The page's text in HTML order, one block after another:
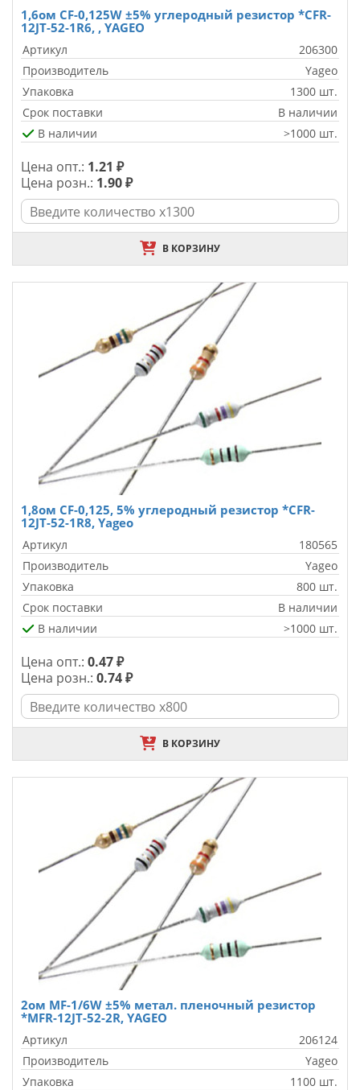
1,6ом CF-0,125W ±5% углеродный резистор *CFR-
12JT-52-1R6, , YAGEO
Артикул
206300
Производитель
Yageo
Упаковка
1300 шт.
Срок поставки
В наличии
В наличии
>1000 шт.
Цена опт.: 1.21 ₽
Цена розн.: 1.90 ₽
В КОРЗИНУ
1,8ом CF-0,125, 5% углеродный резистор *CFR-
12JT-52-1R8, Yageo
Артикул
180565
Производитель
Yageo
Упаковка
800 шт.
Срок поставки
В наличии
В наличии
>1000 шт.
Цена опт.: 0.47 ₽
Цена розн.: 0.74 ₽
В КОРЗИНУ
2ом MF-1/6W ±5% метал. пленочный резистор
*MFR-12JT-52-2R, YAGEO
Артикул
206124
Производитель
Yageo
Упаковка
1100 шт.